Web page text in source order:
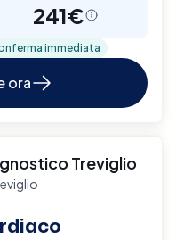
241€
immediata
ora
Treviglio